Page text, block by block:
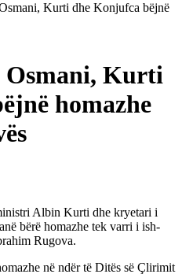
Kurti dhe Konjufca bëjnë
Kurti
homazhe
Albin Kurti dhe kryetari i
bërë homazhe tek varri i ish-
Rugova.
në ndër të Ditës së Çlirimit